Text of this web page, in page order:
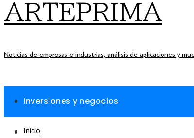
ARTEPRIMA
Noticias de empresas e industrias, análisis de aplicaciones y
Inversiones y negocios
Responsabilidad social
Inicio